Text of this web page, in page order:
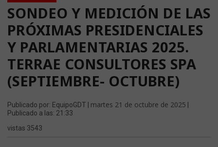
SONDEO Y MEDICIÓN DE LAS
PRÓXIMAS PRESIDENCIALES
Y PARLAMENTARIAS 2025.
TERRAE CONSULTORES SPA
(SEPTIEMBRE- OCTUBRE)
Publicado por: EquipoGDT | martes 21 de octubre de 2025
Publicado a las: 21:33
vistas 3543